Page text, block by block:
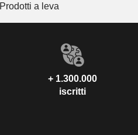
Prodotti a leva
+ 1.300.000
iscritti